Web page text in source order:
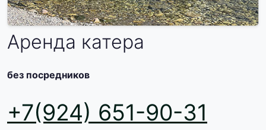
Аренда катера
без посредников
+7(924) 651-90-31